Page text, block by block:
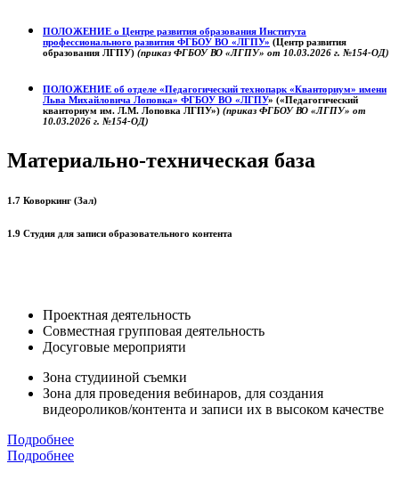
ПОЛОЖЕНИЕ о Центре развития образования Института
профессионального развития ФГБОУ ВО «ЛГПУ» (Центр развития
образования ЛГПУ) (приказ ФГБОУ ВО «ЛГПУ» от 10.03.2026 г. №154-ОД)
ПОЛОЖЕНИЕ об отделе «Педагогический технопарк «Кванториум» имени
Льва Михайловича Лоповка» ФГБОУ ВО «ЛГПУ» («Педагогический
кванториум им. Л.М. Лоповка ЛГПУ») (приказ ФГБОУ ВО «ЛГПУ» от
10.03.2026 г. №154-ОД)
Материально-техническая база
1.7 Коворкинг (Зал)
1.9 Студия для записи образовательного контента
Проектная деятельность
Совместная групповая деятельность
Досуговые мероприяти
Зона студииной съемки
Зона для проведения вебинаров, для создания
видеороликов/контента и записи их в высоком качестве
Подробнее
Подробнее